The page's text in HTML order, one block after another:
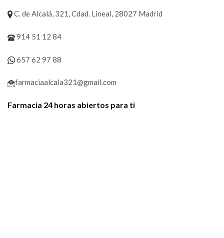
C. de Alcalá, 321, Cdad. Lineal, 28027 Madrid
914 51 12 84
657 62 97 88
farmaciaalcala321@gmail.com
Farmacia 24 horas abiertos para ti